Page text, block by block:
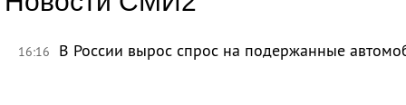
16:16 В России вырос спрос на подержанные